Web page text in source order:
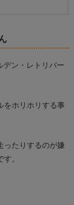
デン・レトリバー
をホリホリする事
ったりするのが嫌
。